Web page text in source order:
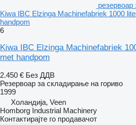
резервоар
Kiwa IBC Elzinga Machinefabriek 1000
handpom
6
Kiwa IBC Elzinga Machinefabriek
met handpom
2.450 € Без ДДВ
Резервоар за складирање на гориво
1999
Холандија, Veen
Homborg Industrial Machinery
Контактирајте го продавачот